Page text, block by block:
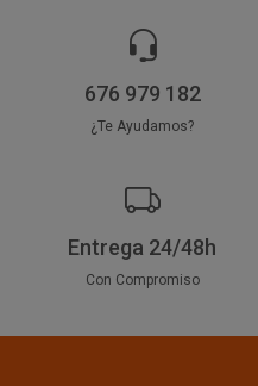
676 979 182
¿Te Ayudamos?
Entrega 24/48h
Con Compromiso